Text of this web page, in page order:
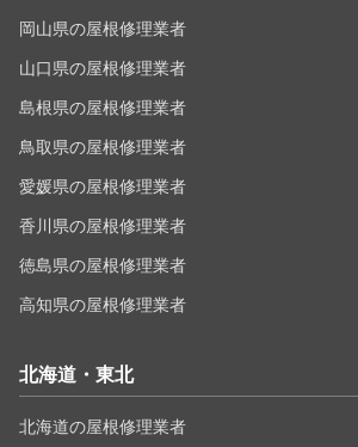
岡山県の屋根修理業者
山口県の屋根修理業者
島根県の屋根修理業者
鳥取県の屋根修理業者
愛媛県の屋根修理業者
香川県の屋根修理業者
徳島県の屋根修理業者
高知県の屋根修理業者
北海道・東北
北海道の屋根修理業者